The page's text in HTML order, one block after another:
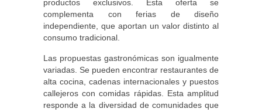
productos exclusivos. Esta oferta se
complementa con ferias de diseño
independiente, que aportan un valor distinto al
consumo tradicional.
Las propuestas gastronómicas son igualmente
variadas. Se pueden encontrar restaurantes de
alta cocina, cadenas internacionales y puestos
callejeros con comidas rápidas. Esta amplitud
responde a la diversidad de comunidades que